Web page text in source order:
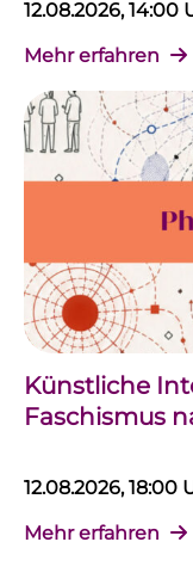
12.08.2026, 14:00
Mehr erfahren
Künstliche
Faschismus
12.08.2026, 18:00
Mehr erfahren